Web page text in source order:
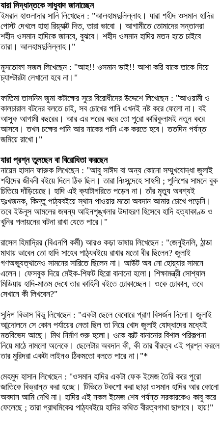
যারা সিদ্ধান্তকে সাধুবাদ জানাচ্ছেন
ইমরান হাওলাদার সানি লিখেছেন : "আলহামদুলিল্লাহ। যারা শহীদ ওসমান হাদির
পোস্ট দেখলে হাহা রিয়্যাক্ট দিত, তারা ভাবো । আগামীতে তোমাদের সন্তানরা
শহীদ ওসমান হাদিকে জানবে, বুঝবে। শহীদ ওসমান হাদির মতন হতে চাইবে
তারা। আলহামদুলিল্লাহ।"
মুসতোফা সজল লিখেছেন : "আহ!! ওসমান ভাই!! আশা করি যাকে তাকে দিয়ে
চ্যাপ্টারটা লেখানো হবে না।"
ফাতিমা তাসনিম জুমা কটাক্ষের সুরে বিরোধীদের উদ্দেশে লিখেছেন : "আওয়ামী ও
কালচারাল বটদের বলতে চাই, সব চোখের পানি এখনই নষ্ট করে ফেলো না। বই
আসুক আগামী বছরের। আর এর পরের বছর তো পুরো কারিকুলামই নতুন করে
আসবে। তখন চক্ষের পানি আর নাকের পানি এক করতে হবে। ততদিন পর্যন্ত
জমিয়ে রাখো।"
যারা প্রশ্ন তুলছেন বা বিরোধিতা করছেন
নায়েম হাসান ফারুক লিখেছেন : "আবু সাঈদ বা অন্য কোনো সম্মুখযোদ্ধা জুলাই
শহীদের জীবনী বইয়ে দিলে ঠিক ছিল। তারা নিঃসন্দেহে সাহসী ; পুলিশের সামনে বুক
চিতিয়ে দাঁড়িয়েছে। হাদি এই ক্যাটাগরিতে পড়েন না। তাঁর মৃত্যু অবশ্যই
দুঃখজনক, কিন্তু পাঠ্যবইয়ে স্থান পাওয়ার মতো অবদান আমার চোখে পড়েনি।
তবে ইউনূস আমলের জঘন্য আইনশৃঙ্খলার উদাহরণ হিসেবে হাদি হত্যাকাণ্ড ও
খুনির পলায়নের ঘটনা রাখা যেতে পারে।"
রাসেল হিমাদ্রির (বিএনপি কর্মী) আরও কড়া ভাষায় লিখেছেন : "জেনুইনলি, ঠান্ডা
মাথায় ভাবেন তো হাদি সাহেব পাঠ্যবইয়ে রাখার মতো বীর ছিলেন? জুলাই
গণঅভ্যুত্থানেও সামনের সারিতে ছিলেন না। আউট অব নো হোয়্যার সামনে
এলেন। ফেসবুক দিয়ে মেইক-শিফট হিরো বানানো হলো। শিক্ষামন্ত্রী সোশ্যাল
মিডিয়ায় হাদি-মাতম দেখে তার কাহিনী বইতে ঢোকাচ্ছেন। ওকে ঢোকান, তবে
সেখানে কী লিখবেন?"
সুদিপ বিভাস বিভু লিখেছেন : "একটা ছেলে বেঘোরে প্রাণ বিসর্জন দিলো। জুলাই
আন্দোলনে সে কোন পর্যায়ের নেতা ছিল তা নিয়ে খোদ জুলাই যোদ্ধাদের মধ্যেই
মতবিভেদ আছে। মিথ নির্মাণ শুরু হলো। ওকে কাল্ট বানানোর বিশাল পরিকল্পনা
নিয়ে মাঠে নামলো অনেকে। ছেলেটার অবদান কী, কী তার বীরত্ব এই প্রশ্ন করলে
তার মুরিদরা একটা লাইনও ঠিকমতো বলতে পারে না।"*
মেহমুদ হাসান লিখেছেন : "ওসমান হাদির একটা ফেক ইমেজ তৈরি করে পুরো
জাতিকে বিভ্রান্ত করা হচ্ছে। টিভিতে টকশো করা ছাড়া ওসমান হাদির আর কোনো
অবদান আমি দেখি না। হাদির এই নকল ইমেজ শেষ পর্যন্ত সরকারকেও কাবু করে
ফেলেছে ; তারা প্রাথমিকের পাঠ্যবইয়ে হাদির কথিত বীরত্বগাথা ছাপাবে। হায়!"